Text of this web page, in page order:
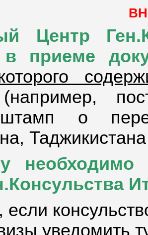
Центр
в приеме
о
если
уведомить